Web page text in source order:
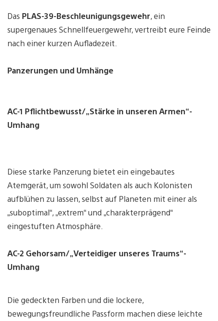
Das PLAS-39-Beschleunigungsgewehr, ein
supergenaues Schnellfeuergewehr, vertreibt eure Feinde
nach einer kurzen Aufladezeit.
Panzerungen und Umhänge
AC-1 Pflichtbewusst/„Stärke in unseren Armen“-
Umhang
Diese starke Panzerung bietet ein eingebautes
Atemgerät, um sowohl Soldaten als auch Kolonisten
aufblühen zu lassen, selbst auf Planeten mit einer als
„suboptimal“, „extrem“ und „charakterprägend“
eingestuften Atmosphäre.
AC-2 Gehorsam/„Verteidiger unseres Traums“-
Umhang
Die gedeckten Farben und die lockere,
bewegungsfreundliche Passform machen diese leichte